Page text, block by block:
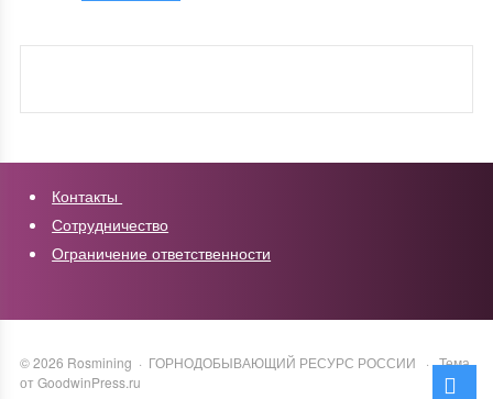
Контакты
Сотрудничество
Ограничение ответственности
©2026 Rosmining · ГОРНОДОБЫВАЮЩИЙ РЕСУРС РОССИИ ·Тема
от GoodwinPress.ru